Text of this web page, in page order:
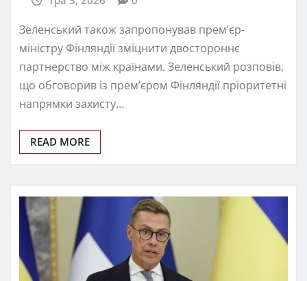
Зеленський також запропонував прем’єр-
міністру Фінляндії зміцнити двостороннє
партнерство між країнами. Зеленський розповів,
що обговорив із прем’єром Фінляндії пріоритетні
напрямки захисту…
READ MORE